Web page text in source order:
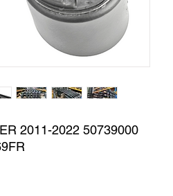
2011-2022 50739000